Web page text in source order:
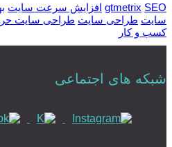
gtmetrix SEO افزایش سرعت سایت
سایت طراحی سایت طراحی سایت
کسب و کار
شبکه های اجتماعی